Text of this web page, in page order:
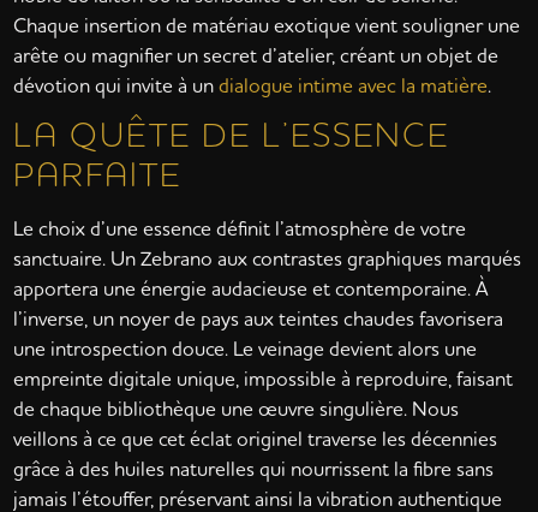
Chaque insertion de matériau exotique vient souligner une
arête ou magnifier un secret d’atelier, créant un objet de
dévotion qui invite à undialogue intime avec la matière.
LA QUÊTE DE L’ESSENCE
PARFAITE
Le choix d’une essence définit l’atmosphère de votre
sanctuaire. Un Zebrano aux contrastes graphiques marqués
apportera une énergie audacieuse et contemporaine. À
l’inverse, un noyer de pays aux teintes chaudes favorisera
une introspection douce. Le veinage devient alors une
empreinte digitale unique, impossible à reproduire, faisant
de chaque bibliothèque une œuvre singulière. Nous
veillons à ce que cet éclat originel traverse les décennies
grâce à des huiles naturelles qui nourrissent la fibre sans
jamais l’étouffer, préservant ainsi la vibration authentique